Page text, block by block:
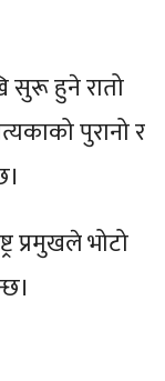
सुरू हुने रातो
पुरानो र
प्रमुखले भोटो